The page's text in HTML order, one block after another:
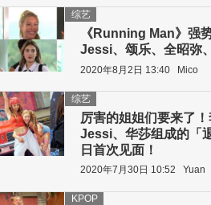
《Running Man》强
Jessi、颂乐、全昭弥
综艺
2020年8月2日 13:40 Mico
厉害的姐姐们要来了！
Jessi、华莎组成的「
日首次见面！
综艺
2020年7月30日 10:52 Yuan
KPOP